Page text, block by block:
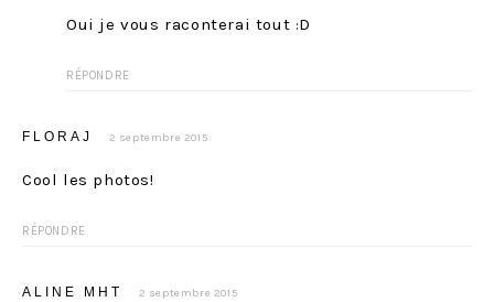
Oui je vous raconterai tout :D
RÉPONDRE
FLORAJ 2 septembre 2015
Cool les photos!
RÉPONDRE
ALINE MHT 2 septembre 2015